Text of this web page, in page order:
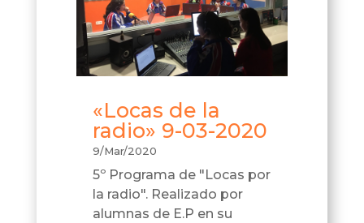
«Locas de la
radio» 9-03-2020
9/Mar/2020
5º Programa de "Locas por
la radio". Realizado por
alumnas de E.P en su